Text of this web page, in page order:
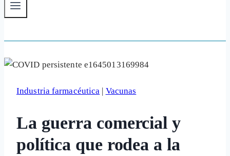
Industria farmacéutica | Vacunas
La guerra comercial y
política que rodea a la